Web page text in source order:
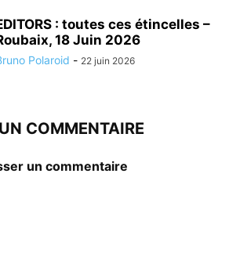
: toutes ces étincelles –
18 Juin 2026
Polaroid - 22 juin 2026
COMMENTAIRE
un commentaire